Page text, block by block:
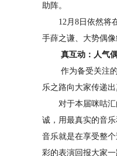
助阵。
12月8日依然将在
手薛之谦、大势偶
真互动：人气
作为备受关注的
乐之路向大家传递出
对于本届咪咕汇
诚，用最真实的音
音乐就是在享受整
彩的表演回报大家